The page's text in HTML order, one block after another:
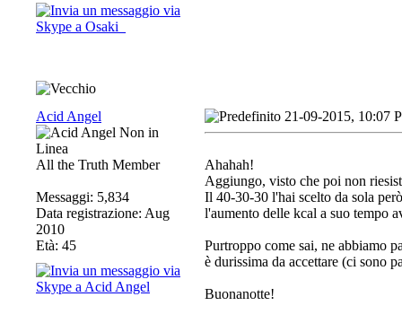
Acid Angel
All the Truth Member
Messaggi: 5,834
Data registrazione: Aug
2010
Età: 45
21-09-2015, 10:07
Ahahah!
Aggiungo, visto che poi non
Il 40-30-30 l'hai scelto da sola
l'aumento delle kcal a suo tempo
Purtroppo come sai, ne abbiamo
è durissima da accettare (ci sono
Buonanotte!